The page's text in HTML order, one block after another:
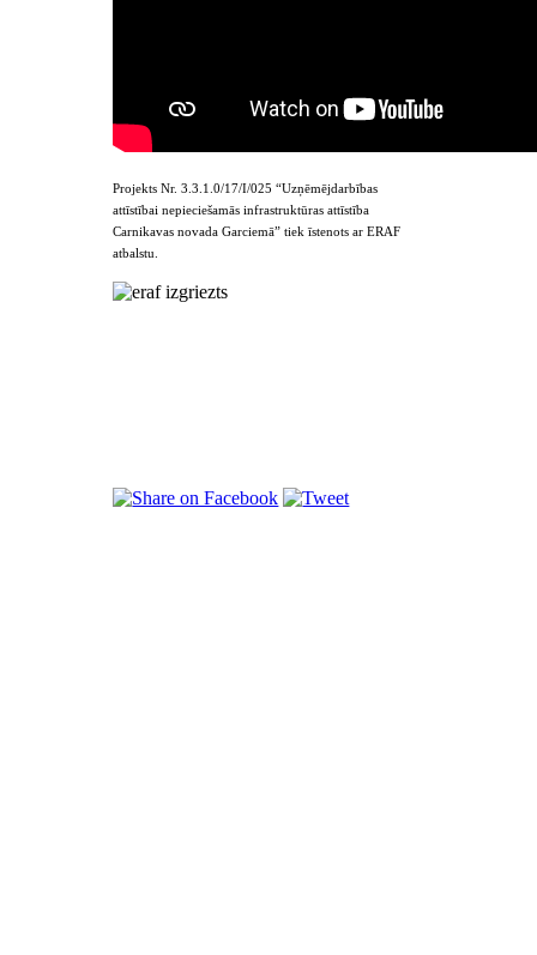
Projekts Nr. 3.3.1.0/17/I/025 “Uzņēmējdarbības
attīstībai nepieciešamās infrastruktūras attīstība
Carnikavas novada Garciemā” tiek īstenots ar ERAF
atbalstu.